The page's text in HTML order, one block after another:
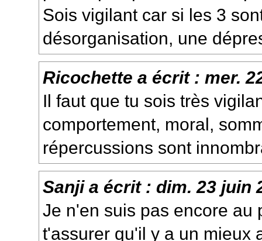
Sois vigilant car si les 3
désorganisation, une
Ricochette a écrit :mer.
Il faut que tu sois très
comportement, moral,
répercussions sont
Sanjia écrit :dim. 23 juin
Je n'en suis pas encore au
t'assurer qu'il y a un mieux